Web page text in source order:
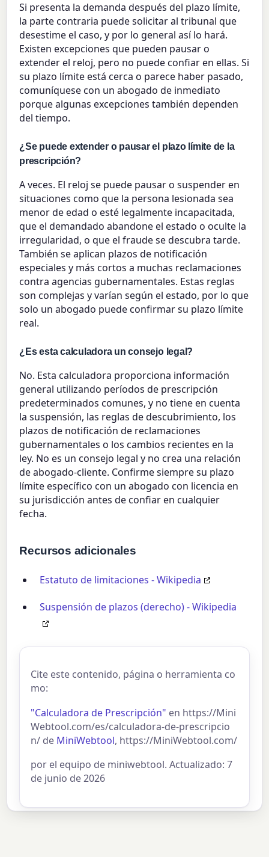
Si presenta la demanda después del plazo límite,
la parte contraria puede solicitar al tribunal que
desestime el caso, y por lo general así lo hará.
Existen excepciones que pueden pausar o
extender el reloj, pero no puede confiar en ellas. Si
su plazo límite está cerca o parece haber pasado,
comuníquese con un abogado de inmediato
porque algunas excepciones también dependen
del tiempo.
¿Se puede extender o pausar el plazo límite de la
prescripción?
A veces. El reloj se puede pausar o suspender en
situaciones como que la persona lesionada sea
menor de edad o esté legalmente incapacitada,
que el demandado abandone el estado o oculte la
irregularidad, o que el fraude se descubra tarde.
También se aplican plazos de notificación
especiales y más cortos a muchas reclamaciones
contra agencias gubernamentales. Estas reglas
son complejas y varían según el estado, por lo que
solo un abogado puede confirmar su plazo límite
real.
¿Es esta calculadora un consejo legal?
No. Esta calculadora proporciona información
general utilizando períodos de prescripción
predeterminados comunes, y no tiene en cuenta
la suspensión, las reglas de descubrimiento, los
plazos de notificación de reclamaciones
gubernamentales o los cambios recientes en la
ley. No es un consejo legal y no crea una relación
de abogado-cliente. Confirme siempre su plazo
límite específico con un abogado con licencia en
su jurisdicción antes de confiar en cualquier
fecha.
Recursos adicionales
Estatuto de limitaciones - Wikipedia
Suspensión de plazos (derecho) - Wikipedia
Cite este contenido, página o herramienta co
mo:
"Calculadora de Prescripción" en https://Mini
Webtool.com/es/calculadora-de-prescripcio
n/ de MiniWebtool, https://MiniWebtool.com/
por el equipo de miniwebtool. Actualizado: 7
de junio de 2026